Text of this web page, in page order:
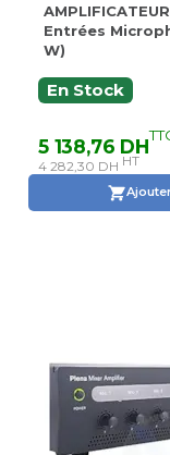
Entrées
W)
En Stock
5 138,76 DH
4 282,30 DH HT